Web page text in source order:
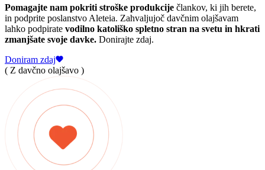
Pomagajte nam pokriti stroške produkcije člankov, ki jih berete,
in podprite poslanstvo Aleteia. Zahvaljujoč davčnim olajšavam
lahko podpirate vodilno katoliško spletno stran na svetu in hkrati
zmanjšate svoje davke. Donirajte zdaj.
Doniram zdaj
( Z davčno olajšavo )